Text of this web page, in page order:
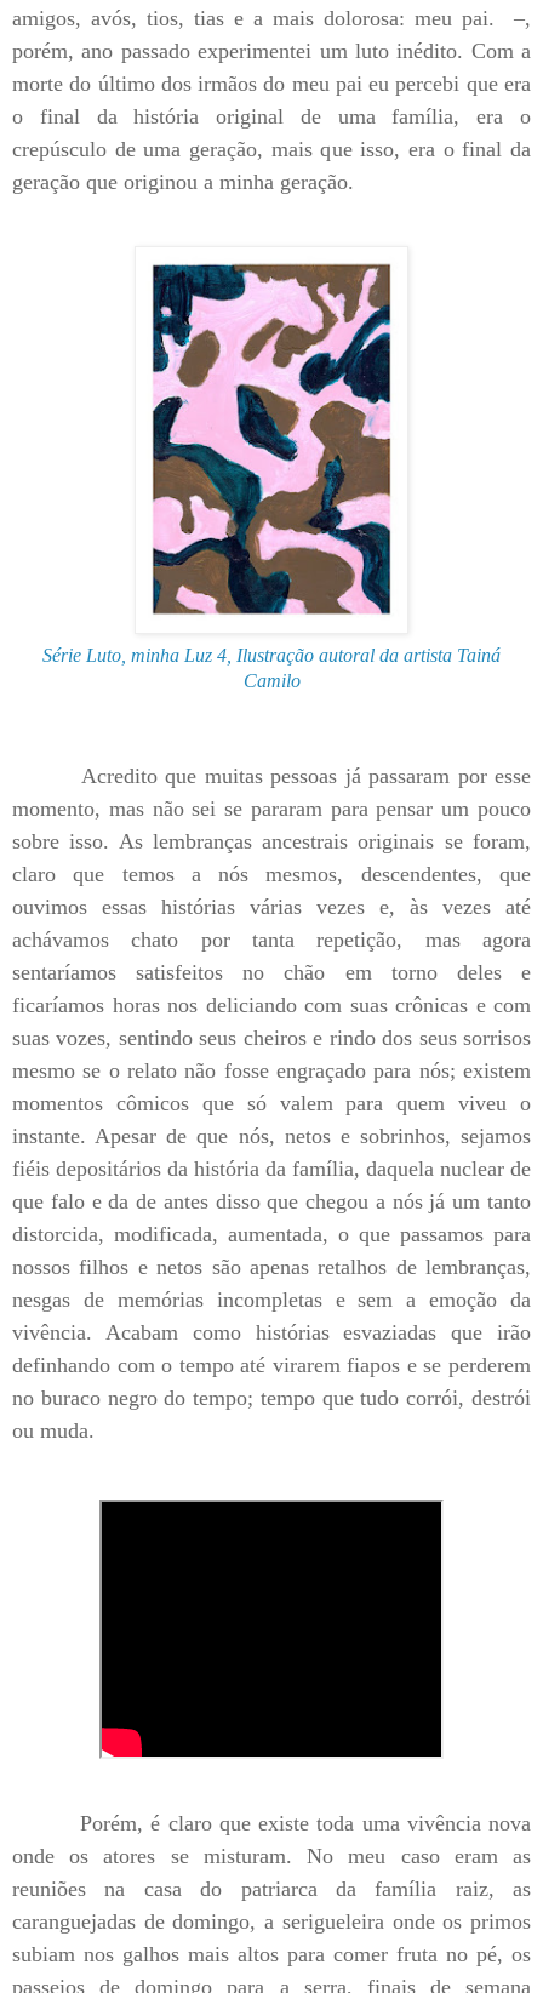
amigos, avós, tios, tias e a mais dolorosa: meu pai.
–,
porém, ano passado experimentei um luto inédito. Com a
morte do último dos irmãos do meu pai eu percebi que era
o final da história original de uma família, era o
crepúsculo de uma geração, mais que isso, era o final da
geração que originou a minha geração.
Série Luto, minha Luz 4, Ilustração autoral da artista Tainá
Camilo
Acredito que muitas pessoas já passaram por esse
momento, mas não sei se pararam para pensar um pouco
sobre isso. As lembranças ancestrais originais se foram,
claro que temos a nós mesmos, descendentes, que
ouvimos essas histórias várias vezes e, às vezes até
achávamos chato por tanta repetição, mas agora
sentaríamos satisfeitos no chão em torno deles e
ficaríamos horas nos deliciando com suas crônicas e com
suas vozes, sentindo seus cheiros e rindo dos seus sorrisos
mesmo se o relato não fosse engraçado para nós; existem
momentos cômicos que só valem para quem viveu o
instante. Apesar de que nós, netos e sobrinhos, sejamos
fiéis depositários da história da família, daquela nuclear de
que falo e da de antes disso que chegou a nós já um tanto
distorcida, modificada, aumentada, o que passamos para
nossos filhos e netos são apenas retalhos de lembranças,
nesgas de memórias incompletas e sem a emoção da
vivência. Acabam como histórias esvaziadas que irão
definhando com o tempo até virarem fiapos e se perderem
no buraco negro do tempo; tempo que tudo corrói, destrói
ou muda.
Porém, é claro que existe toda uma vivência nova
onde os atores se misturam. No meu caso eram as
reuniões na casa do patriarca da família raiz, as
caranguejadas de domingo, a serigueleira onde os primos
subiam nos galhos mais altos para comer fruta no pé, os
passeios de domingo para a serra, finais de semana